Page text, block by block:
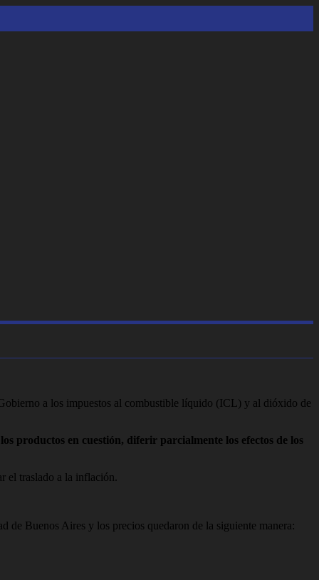
a los impuestos al combustible líquido (ICL) y al dióxido de
productos en cuestión, diferir parcialmente los efectos de los
el traslado a la inflación.
Buenos Aires y los precios quedaron de la siguiente manera: